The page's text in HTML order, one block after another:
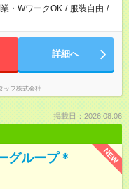
・WワークOK / 服装自由 /
詳細へ
ッフ株式会社
掲載日：2026.08.06
NEW
グループ＊